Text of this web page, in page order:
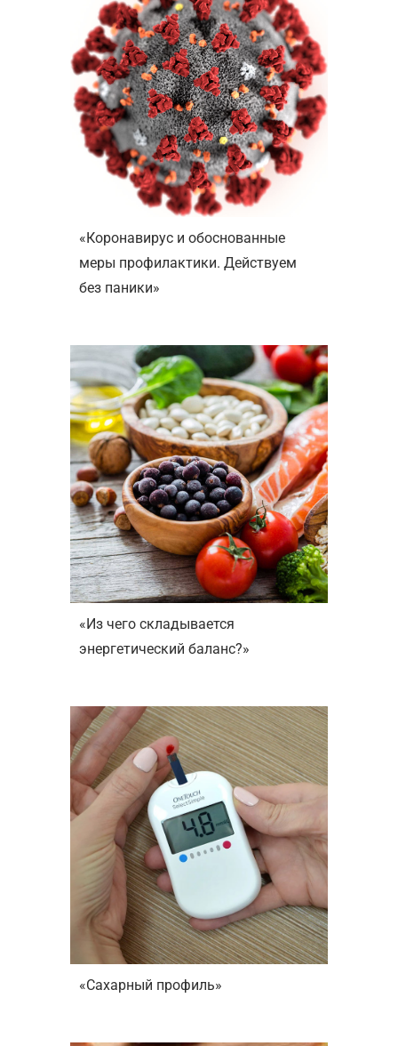
«Коронавирус и обоснованные
меры профилактики. Действуем
без паники»
«Из чего складывается
энергетический баланс?»
«Сахарный профиль»